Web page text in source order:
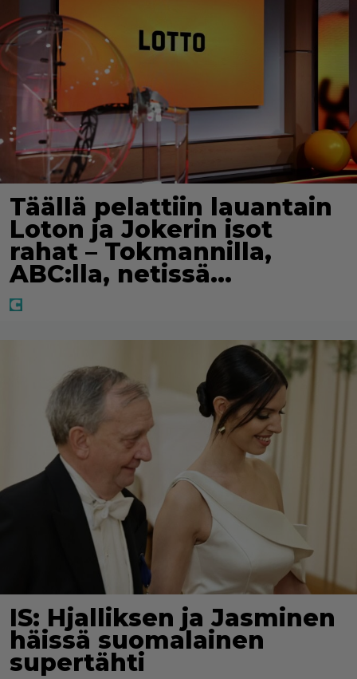
Täällä pelattiin lauantain
Loton ja Jokerin isot
rahat – Tokmannilla,
ABC:lla, netissä…
IS: Hjalliksen ja Jasminen
häissä suomalainen
supertähti